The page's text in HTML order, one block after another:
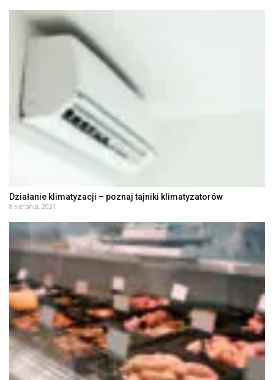
Działanie klimatyzacji – poznaj tajniki klimatyzatorów
8 sierpnia, 2021